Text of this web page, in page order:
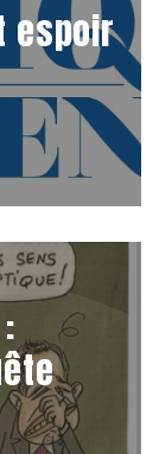
espoir